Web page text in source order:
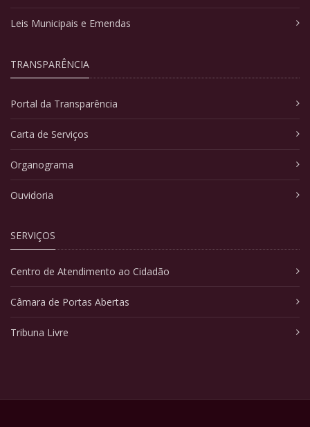
Leis Municipais e Emendas
TRANSPARÊNCIA
Portal da Transparência
Carta de Serviços
Organograma
Ouvidoria
SERVIÇOS
Centro de Atendimento ao Cidadão
Câmara de Portas Abertas
Tribuna Livre